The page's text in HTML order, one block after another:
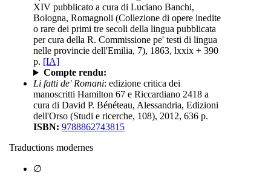
XIV pubblicato a cura di Luciano Banchi,
Bologna, Romagnoli (Collezione di opere inedite
o rare dei primi tre secoli della lingua pubblicata
per cura della R. Commissione pe' testi di lingua
nelle provincie dell'Emilia, 7), 1863, lxxix + 390
p. [IA]
Compte rendu:
Li fatti de' Romani: edizione critica dei
manoscritti Hamilton 67 e Riccardiano 2418 a
cura di David P. Bénéteau, Alessandria, Edizioni
dell'Orso (Studi e ricerche, 108), 2012, 636 p.
ISBN: 9788862743815
Traductions modernes
∅